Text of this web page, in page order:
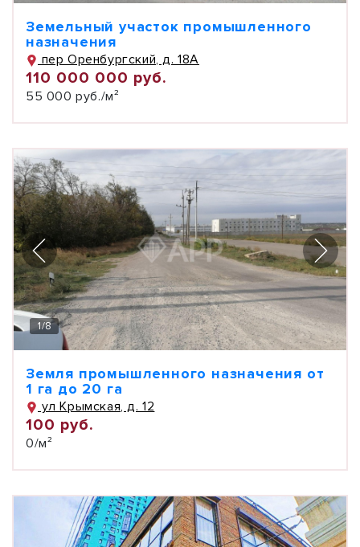
Земельный участок промышленного
назначения
пер Оренбургский, д. 18А
110 000 000 руб.
55 000 руб./м²
1/8
Земля промышленного назначения от
1 га до 20 га
ул Крымская, д. 12
100 руб.
0/м²